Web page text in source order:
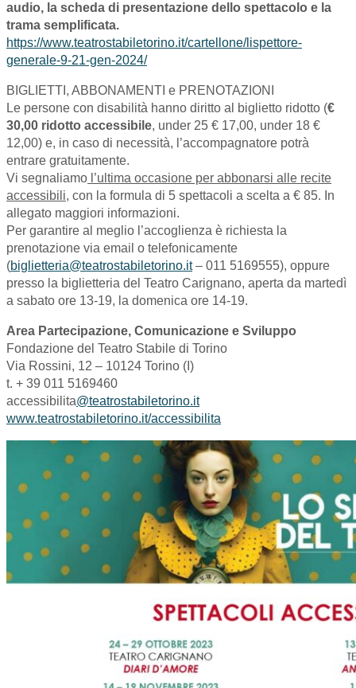
audio, la scheda di presentazione dello spettacolo e la
trama semplificata.
https://www.teatrostabiletorino.it/cartellone/lispettore-
generale-9-21-gen-2024/
BIGLIETTI, ABBONAMENTI e PRENOTAZIONI
Le persone con disabilità hanno diritto al biglietto ridotto (€
30,00 ridotto accessibile, under 25 € 17,00, under 18 €
12,00) e, in caso di necessità, l’accompagnatore potrà
entrare gratuitamente.
Vi segnaliamo l’ultima occasione per abbonarsi alle recite
accessibili, con la formula di 5 spettacoli a scelta a € 85. In
allegato maggiori informazioni.
Per garantire al meglio l’accoglienza è richiesta la
prenotazione via email o telefonicamente
(biglietteria@teatrostabiletorino.it– 011 5169555), oppure
presso la biglietteria del Teatro Carignano, aperta da martedì
a sabato ore 13-19, la domenica ore 14-19.
Area Partecipazione, Comunicazione e Sviluppo
Fondazione del Teatro Stabile di Torino
Via Rossini, 12 – 10124 Torino (I)
t. + 39 011 5169460
accessibilita@teatrostabiletorino.it
www.teatrostabiletorino.it/accessibilita